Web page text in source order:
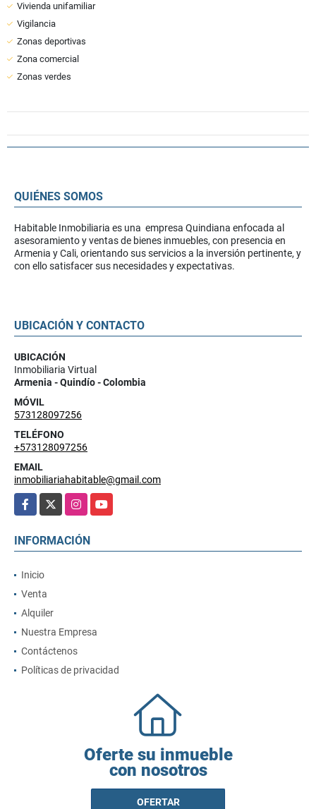
Vivienda unifamiliar
Vigilancia
Zonas deportivas
Zona comercial
Zonas verdes
QUIÉNES SOMOS
Habitable Inmobiliaria es una empresa Quindiana enfocada al
asesoramiento y ventas de bienes inmuebles, con presencia en
Armenia y Cali, orientando sus servicios a la inversión pertinente, y
con ello satisfacer sus necesidades y expectativas.
UBICACIÓN Y CONTACTO
UBICACIÓN
Inmobiliaria Virtual
Armenia - Quindío - Colombia
MÓVIL
573128097256
TELÉFONO
+573128097256
EMAIL
inmobiliariahabitable@gmail.com
Facebook
InstagramYouTube
INFORMACIÓN
Inicio
Venta
Alquiler
Nuestra Empresa
Contáctenos
Políticas de privacidad
Oferte su inmueble
con nosotros
OFERTAR